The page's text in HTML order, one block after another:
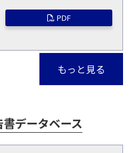
PDF
もっと見る
データベース